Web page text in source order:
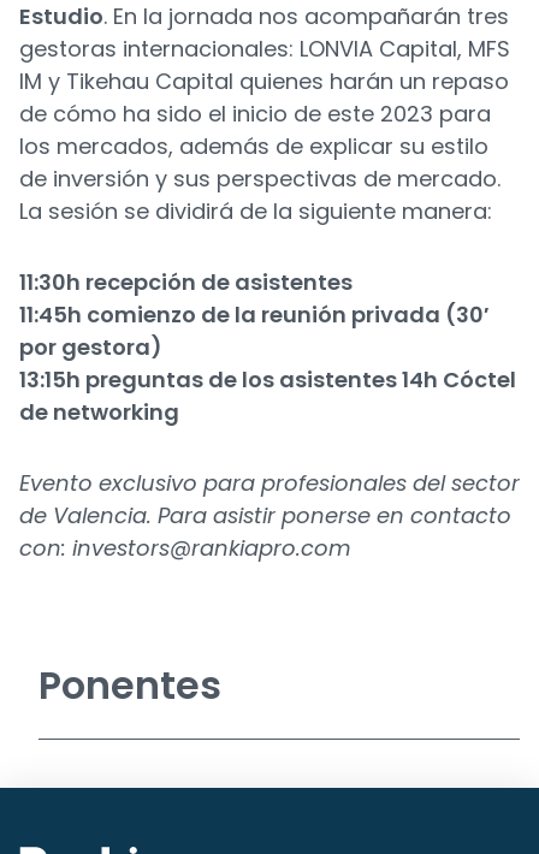
Estudio. En la jornada nos acompañarán tres
gestoras internacionales: LONVIA Capital, MFS
IM y Tikehau Capital quienes harán un repaso
de cómo ha sido el inicio de este 2023 para
los mercados, además de explicar su estilo
de inversión y sus perspectivas de mercado.
La sesión se dividirá de la siguiente manera:
11:30h recepción de asistentes
11:45h comienzo de la reunión privada (30′
por gestora)
13:15h preguntas de los asistentes 14h Cóctel
de networking
Evento exclusivo para profesionales del sector
de Valencia. Para asistir ponerse en contacto
con: investors@rankiapro.com
Ponentes